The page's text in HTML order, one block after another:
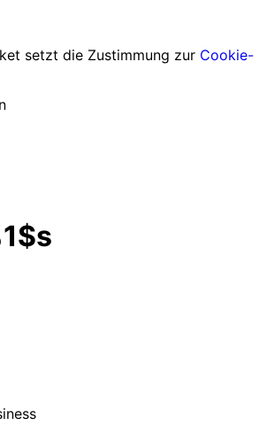
setzt die Zustimmung zur Cookie-
Ich habe mein Ticket verloren